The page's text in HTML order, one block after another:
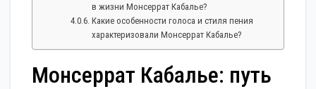
в жизни Монсеррат Кабалье?
Какие особенности голоса и стиля пения
характеризовали Монсеррат Кабалье?
Монсеррат Кабалье: путь